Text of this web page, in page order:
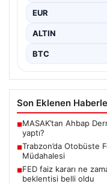
EUR
ALTIN
BTC
Son Eklenen
■MASAK’tan Ahbap
yaptı?
■Trabzon’da Otobüste
Müdahalesi
■FED faiz kararı ne
beklentisi belli oldu